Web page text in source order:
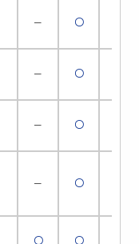
─ 〇
─ 〇
─ 〇
─ 〇
〇 〇